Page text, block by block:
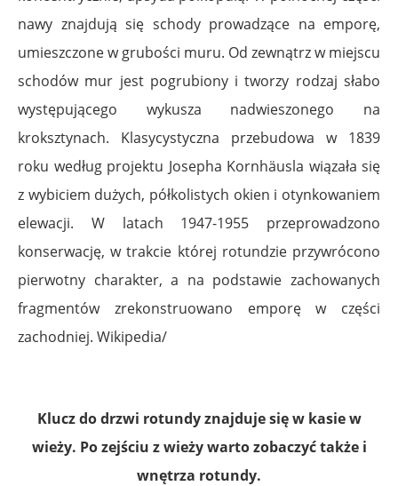
nawy znajdują się schody prowadzące na emporę,
umieszczone w grubości muru. Od zewnątrz w miejscu
schodów mur jest pogrubiony i tworzy rodzaj słabo
występującego wykusza nadwieszonego na
kroksztynach. Klasycystyczna przebudowa w 1839
roku według projektu Josepha Kornhäusla wiązała się
z wybiciem dużych, półkolistych okien i otynkowaniem
elewacji. W latach 1947-1955 przeprowadzono
konserwację, w trakcie której rotundzie przywrócono
pierwotny charakter, a na podstawie zachowanych
fragmentów zrekonstruowano emporę w części
zachodniej. Wikipedia/
Klucz do drzwi rotundy znajduje się w kasie w
wieży. Po zejściu z wieży warto zobaczyć także i
wnętrza rotundy.